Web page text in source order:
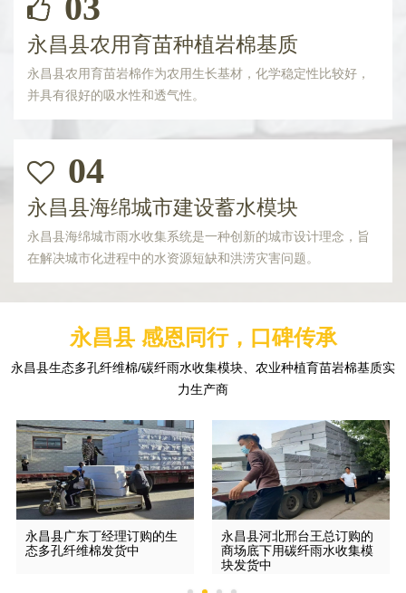
永昌县农用育苗种植岩棉基质
永昌县农用育苗岩棉作为农用生长基材，化学稳定性比较好，
并具有很好的吸水性和透气性。
04
永昌县海绵城市建设蓄水模块
永昌县海绵城市雨水收集系统是一种创新的城市设计理念，旨
在解决城市化进程中的水资源短缺和洪涝灾害问题。
永昌县 感恩同行，口碑传承
永昌县生态多孔纤维棉/碳纤雨水收集模块、农业种植育苗岩棉基质实
力生产商
永昌县广东丁经理订购的生
态多孔纤维棉发货中
永昌县河北邢台王总订购的
商场底下用碳纤雨水收集模
块发货中